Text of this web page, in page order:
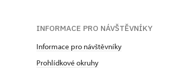
INFORMACE PRO NÁVŠTĚVNÍKY
Informace pro návštěvníky
Prohlídkové okruhy